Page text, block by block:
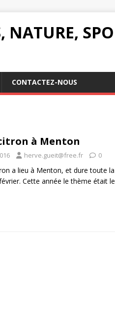
NATURE,
CONTACTEZ-NOUS
à Menton
herve.gueit@free.fr 0
a lieu à Menton, et dure toute
Cette année le thème était